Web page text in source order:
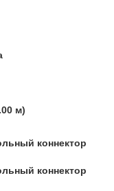
м)
коннектор
коннектор